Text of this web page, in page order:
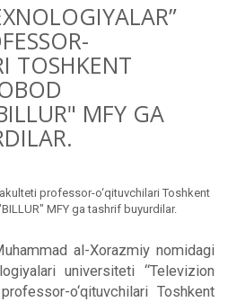
TOSHKENT
MFY GA
professor-o‘qituvchilari Toshkent
MFY ga tashrif buyurdilar.
al-Xorazmiy nomidagi
universiteti “Televizion
o‘qituvchilari Toshkent